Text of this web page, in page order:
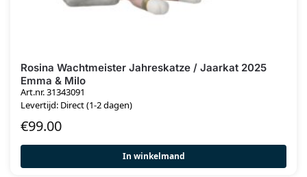
Rosina Wachtmeister Jahreskatze / Jaarkat 2025
Emma & Milo
Art.nr. 31343091
Levertijd: Direct (1-2 dagen)
€99.00
In winkelmand